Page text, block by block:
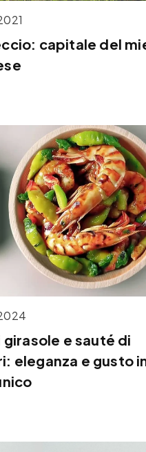
capitale del
girasole e sauté di
eleganza e gusto